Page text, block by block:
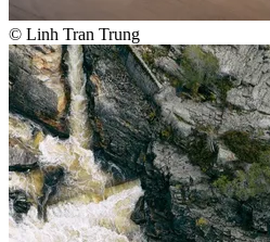
© Linh Tran Trung